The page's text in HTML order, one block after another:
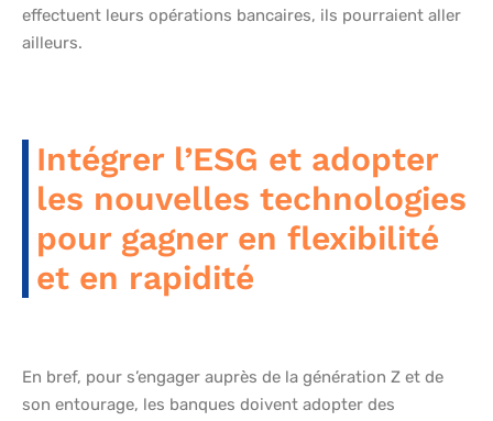
effectuent leurs opérations bancaires, ils pourraient aller
ailleurs.
Intégrer l’ESG et adopter
les nouvelles technologies
pour gagner en flexibilité
et en rapidité
En bref, pour s’engager auprès de la génération Z et de
son entourage, les banques doivent adopter des